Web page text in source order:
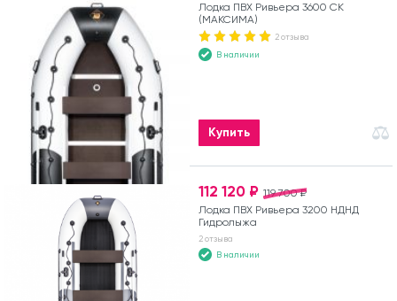
Лодка ПВХ Ривьера 3600 СК
(МАКСИМА)
2 отзыва
В наличии
Купить
119 700 ₽
112 120 ₽
Лодка ПВХ Ривьера 3200 НДНД
Гидролыжа
2 отзыва
В наличии